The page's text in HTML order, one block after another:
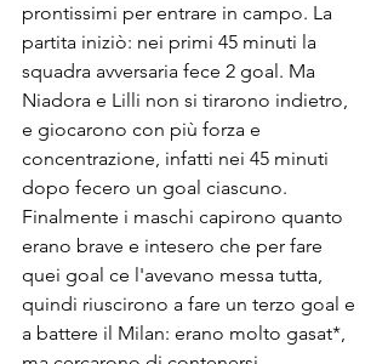
prontissimi per entrare in campo. La
partita iniziò: nei primi 45 minuti la
squadra avversaria fece 2 goal. Ma
Niadora e Lilli non si tirarono indietro,
e giocarono con più forza e
concentrazione, infatti nei 45 minuti
dopo fecero un goal ciascuno.
Finalmente i maschi capirono quanto
erano brave e intesero che per fare
quei goal ce l'avevano messa tutta,
quindi riuscirono a fare un terzo goal e
a battere il Milan: erano molto gasat*,